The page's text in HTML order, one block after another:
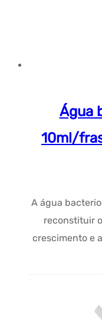
Água
10ml/
A água
reconstituir
crescimento e